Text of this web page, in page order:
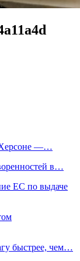
Херсоне —…
в…
ЕС по выдаче
быстрее, чем…